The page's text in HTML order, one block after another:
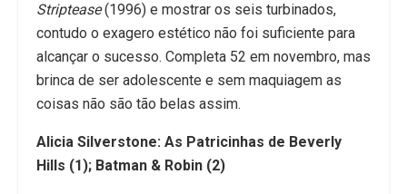
Striptease(1996) e mostrar os seis turbinados,
contudo o exagero estético não foi suficiente para
alcançar o sucesso. Completa 52 em novembro, mas
brinca de ser adolescente e sem maquiagem as
coisas não são tão belas assim.
Alicia Silverstone: As Patricinhas de Beverly
Hills (1); Batman & Robin (2)